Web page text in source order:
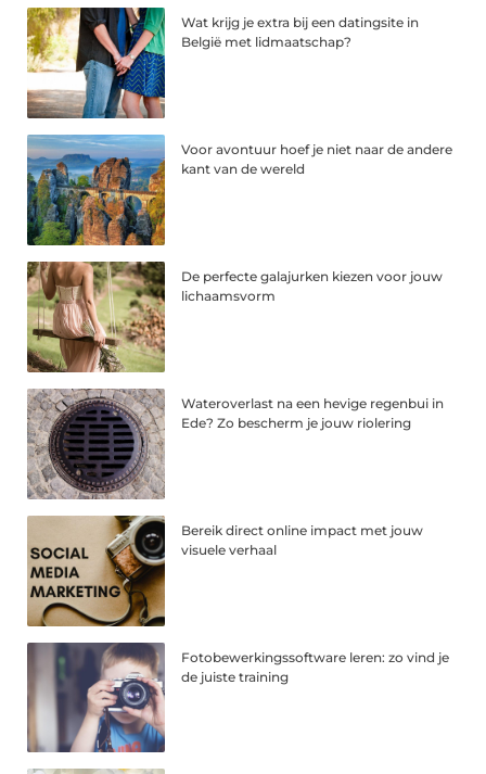
Wat krijg je extra bij een datingsite in
België met lidmaatschap?
Voor avontuur hoef je niet naar de andere
kant van de wereld
De perfecte galajurken kiezen voor jouw
lichaamsvorm
Wateroverlast na een hevige regenbui in
Ede? Zo bescherm je jouw riolering
Bereik direct online impact met jouw
visuele verhaal
Fotobewerkingssoftware leren: zo vind je
de juiste training